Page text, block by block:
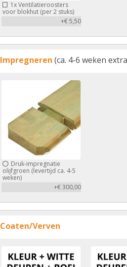
1xVentilatieroosters
voor blokhut (per 2 stuks)
+€ 5,50
Impregneren (ca. 4-6 weken
Druk-impregnatie
olijfgroen (levertijd ca. 4-5
weken)
+€ 300,00
Coaten/Verven